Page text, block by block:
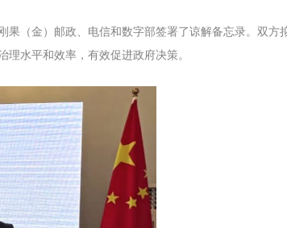
（金）邮政、电信和数字部签署了谅解备忘录。双方
水平和效率，有效促进政府决策。